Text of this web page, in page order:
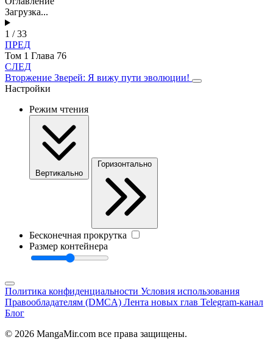
Загрузка...
1 / 33
ПРЕД
Том 1 Глава 76
СЛЕД
Вторжение Зверей: Я вижу пути эволюции!
Настройки
Режим чтения
Вертикально
Горизонтально
Бесконечная прокрутка
Размер контейнера
Политика конфиденциальности Условия использования
Правообладателям (DMCA) Лента новых глав Telegram-канал
Блог
© 2026 MangaMir.com все права защищены.